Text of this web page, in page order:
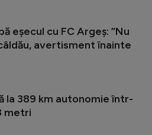
eșecul cu FC Argeș: ”Nu
avertisment înainte
la 389 km autonomie într-
metri